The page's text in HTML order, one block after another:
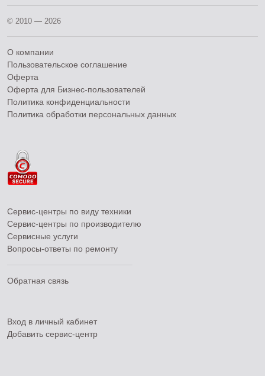
© 2010 — 2026
О компании
Пользовательское соглашение
Оферта
Оферта для Бизнес-пользователей
Политика конфиденциальности
Политика обработки персональных данных
Сервис-центры по виду техники
Сервис-центры по производителю
Сервисные услуги
Вопросы-ответы по ремонту
Обратная связь
Вход в личный кабинет
Добавить сервис-центр